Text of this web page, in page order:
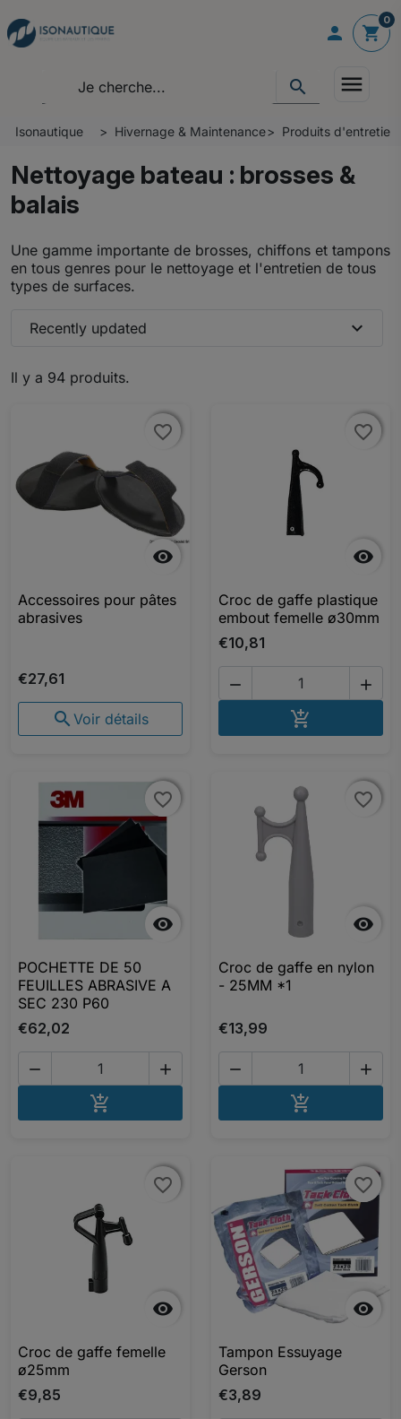
 shopping_cart
0
search menu
Isonautique Hivernage & Maintenance Produits
Nettoyage bateau : brosses &
balais
Une gamme importante de brosses, chiffons et tampons
en tous genres pour le nettoyage et l'entretien de tous
types de surfaces.
Il y a 94 produits.
Recently updated expand_more

favorite_border
favorite_border
Accessoires pour pâtes
abrasives
€27,61
 Voir détails

favorite_border
favorite_border
Croc de gaffe plastique
embout femelle ø30mm
€10,81
 


favorite_border
favorite_border
POCHETTE DE 50
FEUILLES ABRASIVE A
SEC 230 P60
€62,02
 


favorite_border
favorite_border
Croc de gaffe en nylon
- 25MM *1
€13,99
 


favorite_border
favorite_border
Croc de gaffe femelle
ø25mm
€9,85

favorite_border
favorite_border
Tampon Essuyage
Gerson
€3,89